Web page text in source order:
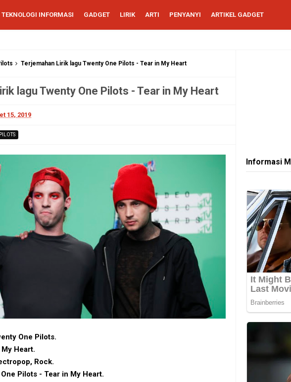
TEKNOLOGI INFORMASI GADGET LIRIK ARTI PENYANYI ARTIKEL GADGET
Terjemahan Lirik lagu Twenty One Pilots - Tear in My Heart
lagu Twenty One Pilots - Tear in My Heart
15, 2019
One Pilots.
Heart.
Rock.
Pilots - Tear in My Heart.
Informasi